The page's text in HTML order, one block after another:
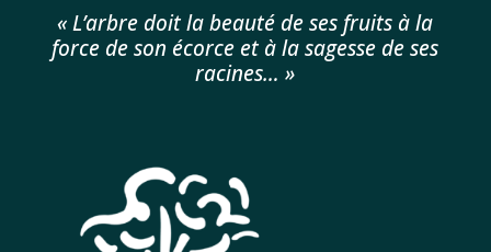
« L’arbre doit la beauté de ses fruits à la
force de son écorce et à la sagesse de ses
racines… »